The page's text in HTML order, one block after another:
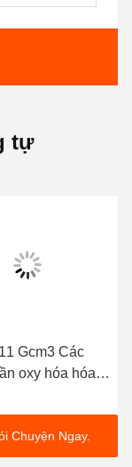
tự
Gcm3 Các
oxy hóa hóa
cho các ứng
nghiệp và quy
học
Chuyện Ngay.